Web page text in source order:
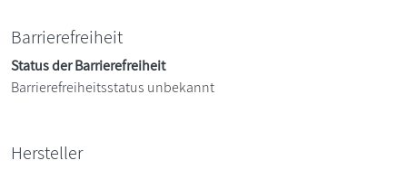
Barrierefreiheit
Status der Barrierefreiheit
Barrierefreiheitsstatus unbekannt
Hersteller